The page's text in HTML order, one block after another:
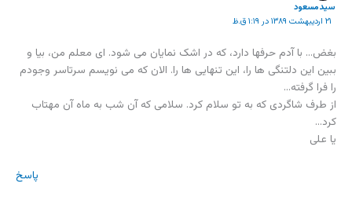
سیدمسعود
۲۱ اردیبهشت ۱۳۸۹ در ۱:۱۹ ق.ظ
بغض… با آدم حرفها دارد، که در اشک نمایان می شود. ای معلم من، بیا و
ببین این دلتنگی ها را، این تنهایی ها را. الان که می نویسم سرتاسر وجودم
را فرا گرفته…
از طرف شاگردی که به تو سلام کرد. سلامی که آن شب به ماه آن مهتاب
کرد…
یا علی
پاسخ